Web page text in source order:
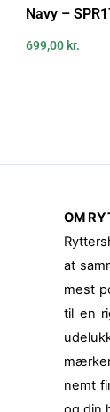
Navy –
699,00 kr.
OM
at
mest
til en
nemt